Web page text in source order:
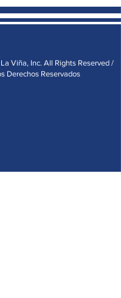
Viña, Inc. All Rights Reserved /
Derechos Reservados